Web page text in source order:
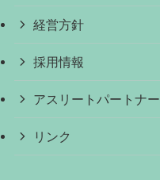
経営方針
採用情報
アスリートパートナー
リンク